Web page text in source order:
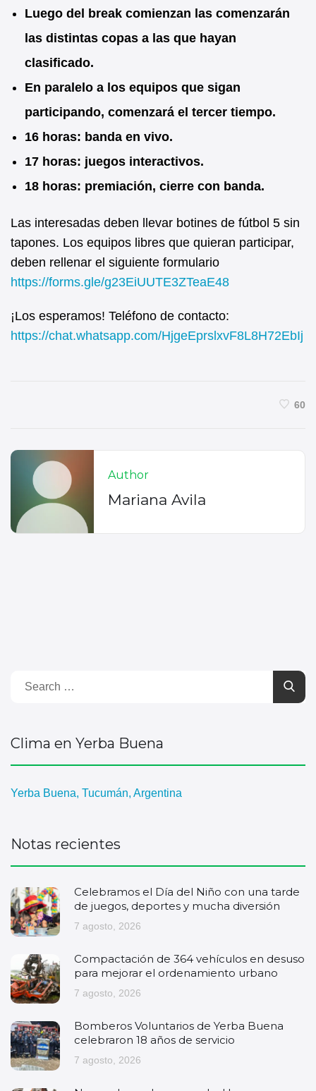
Luego del break comienzan las comenzarán
las distintas copas a las que hayan
clasificado.
En paralelo a los equipos que sigan
participando, comenzará el tercer tiempo.
16 horas: banda en vivo.
17 horas: juegos interactivos.
18 horas: premiación, cierre con banda.
Las interesadas deben llevar botines de fútbol 5 sin
tapones. Los equipos libres que quieran participar,
deben rellenar el siguiente formulario
https://forms.gle/g23EiUUTE3ZTeaE48
¡Los esperamos! Teléfono de contacto:
https://chat.whatsapp.com/HjgeEprslxvF8L8H72EbIj
60
Author
Mariana Avila
Clima en Yerba Buena
Yerba Buena, Tucumán, Argentina
Notas recientes
Celebramos el Día del Niño con una tarde
de juegos, deportes y mucha diversión
7 agosto, 2026
Compactación de 364 vehículos en desuso
para mejorar el ordenamiento urbano
7 agosto, 2026
Bomberos Voluntarios de Yerba Buena
celebraron 18 años de servicio
7 agosto, 2026